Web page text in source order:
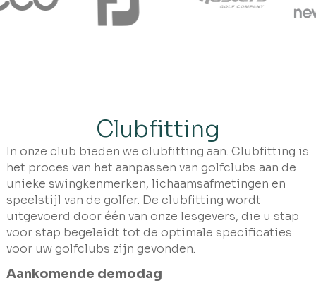
Clubfitting
In onze club bieden we clubfitting aan. Clubfitting is
het proces van het aanpassen van golfclubs aan de
unieke swingkenmerken, lichaamsafmetingen en
speelstijl van de golfer. De clubfitting wordt
uitgevoerd door één van onze lesgevers, die u stap
voor stap begeleidt tot de optimale specificaties
voor uw golfclubs zijn gevonden.
Aankomende demodag